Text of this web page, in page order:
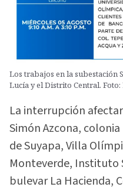
Los trabajos en la subestación
Lucía y el Distrito Central. Foto:
La interrupción
Simón Azcona,
de Suyapa, Villa
Monteverde, Instituto
bulevar La Hacienda,